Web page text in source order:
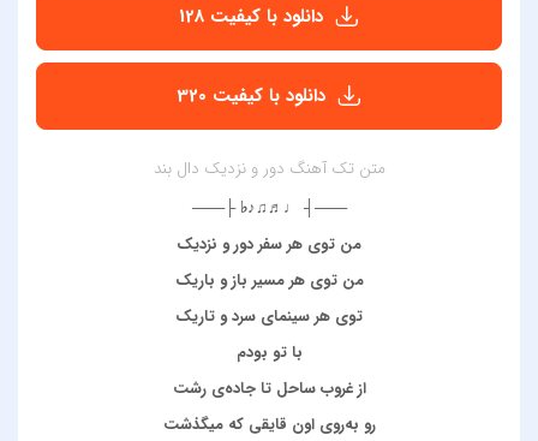
دانلود با کیفیت 128
دانلود با کیفیت 320
متن تک آهنگ دور و نزدیک دال بند
───┤ ♩♬♫♪♭ ├───
من توی هر سفر دور و نزدیک
من توی هر مسیر باز و باریک
توی هر سینمای سرد و تاریک
با تو بودم
از غروب‌ ساحل تا جاده‌ی رشت
رو ‌به‌روی اون قایقی که میگذشت